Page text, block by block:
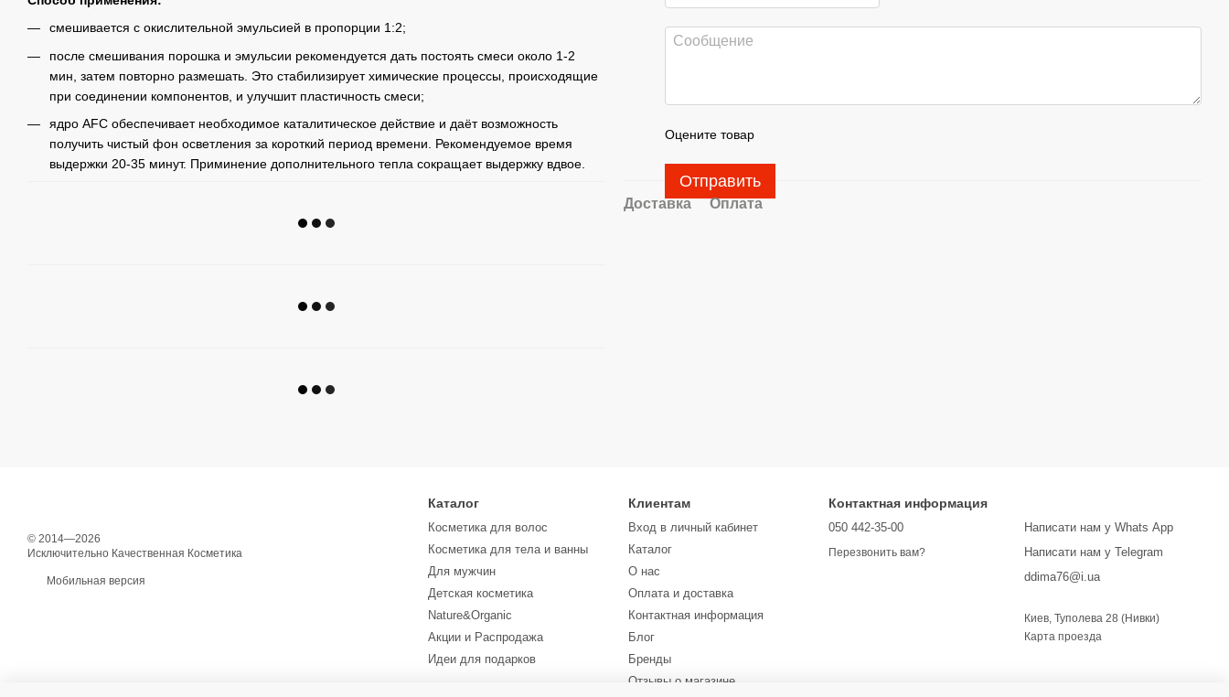
смешивается с окислительной эмульсией в пропорции 1:2;
после смешивания порошка и эмульсии рекомендуется дать постоять смеси около 1-2
мин, затем повторно размешать. Это стабилизирует химические процессы, происходящие
при соединении компонентов, и улучшит пластичность смеси;
ядро AFC обеспечивает необходимое каталитическое действие и даёт возможность
получить чистый фон осветления за короткий период времени. Рекомендуемое время
выдержки 20-35 минут. Приминение дополнительного тепла сокращает выдержку вдвое.
Оцените товар
Отправить
Доставка Оплата
© 2014—2026
Исключительно Качественная Косметика
Мобильная версия
Каталог
Косметика для волос
Косметика для тела и ванны
Для мужчин
Детская косметика
Nature&Organic
Акции и Распродажа
Идеи для подарков
Клиентам
Вход в личный кабинет
Каталог
О нас
Оплата и доставка
Контактная информация
Блог
Бренды
Отзывы о магазине
Контактная информация
050 442-35-00
Перезвонить вам?
Написати нам у Whats App
Написати нам у Telegram
ddima76@i.ua
Киев, Туполева 28 (Нивки)
Карта проезда